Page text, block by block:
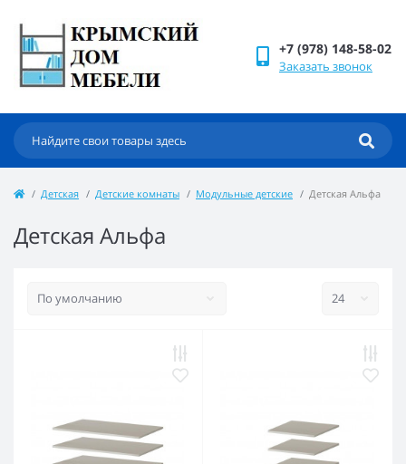
+7 (978) 148-58-02
Заказать звонок
Детская Детские комнаты Модульные детские Детская Альфа
Детская Альфа